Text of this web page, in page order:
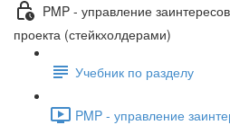
PMP - управление
проекта (стейкхолдерами)
Учебник по разделу
PMP - управление